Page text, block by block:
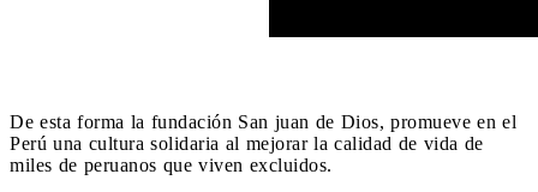
De esta forma la fundación San juan de Dios, promueve en el
Perú una cultura solidaria al mejorar la calidad de vida de
miles de peruanos que viven excluidos.